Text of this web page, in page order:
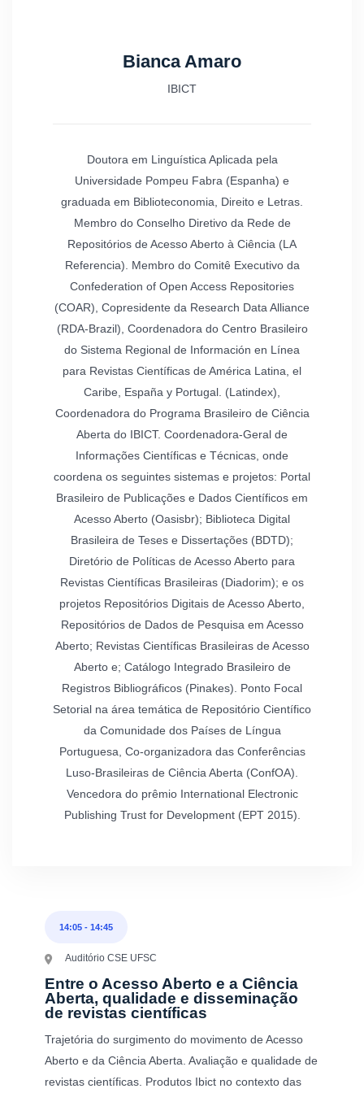
Bianca Amaro
IBICT
Doutora em Linguística Aplicada pela
Universidade Pompeu Fabra (Espanha) e
graduada em Biblioteconomia, Direito e Letras.
Membro do Conselho Diretivo da Rede de
Repositórios de Acesso Aberto à Ciência (LA
Referencia). Membro do Comitê Executivo da
Confederation of Open Access Repositories
(COAR), Copresidente da Research Data Alliance
(RDA-Brazil), Coordenadora do Centro Brasileiro
do Sistema Regional de Información en Línea
para Revistas Científicas de América Latina, el
Caribe, España y Portugal. (Latindex),
Coordenadora do Programa Brasileiro de Ciência
Aberta do IBICT. Coordenadora-Geral de
Informações Científicas e Técnicas, onde
coordena os seguintes sistemas e projetos: Portal
Brasileiro de Publicações e Dados Científicos em
Acesso Aberto (Oasisbr); Biblioteca Digital
Brasileira de Teses e Dissertações (BDTD);
Diretório de Políticas de Acesso Aberto para
Revistas Científicas Brasileiras (Diadorim); e os
projetos Repositórios Digitais de Acesso Aberto,
Repositórios de Dados de Pesquisa em Acesso
Aberto; Revistas Científicas Brasileiras de Acesso
Aberto e; Catálogo Integrado Brasileiro de
Registros Bibliográficos (Pinakes). Ponto Focal
Setorial na área temática de Repositório Científico
da Comunidade dos Países de Língua
Portuguesa, Co-organizadora das Conferências
Luso-Brasileiras de Ciência Aberta (ConfOA).
Vencedora do prêmio International Electronic
Publishing Trust for Development (EPT 2015).
14:05 - 14:45
Auditório CSE UFSC
Entre o Acesso Aberto e a Ciência
Aberta, qualidade e disseminação
de revistas científicas
Trajetória do surgimento do movimento de Acesso
Aberto e da Ciência Aberta. Avaliação e qualidade de
revistas científicas. Produtos Ibict no contexto das